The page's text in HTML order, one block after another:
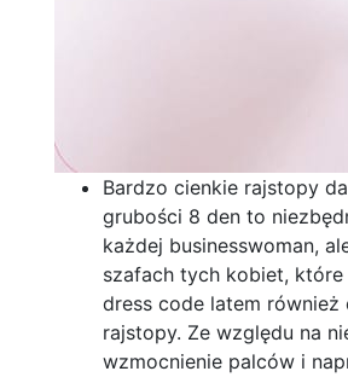
Bardzo cienkie rajstopy
grubości 8 den to
każdej businesswoman,
szafach tych kobiet,
dress code latem również
rajstopy. Ze względu na
wzmocnienie palców i